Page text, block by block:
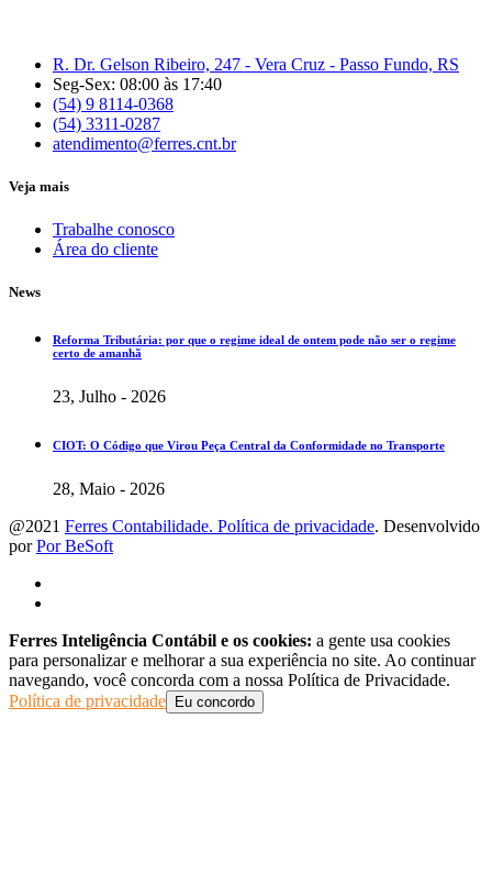
R. Dr. Gelson Ribeiro, 247 - Vera Cruz - Passo Fundo, RS
Seg-Sex: 08:00 às 17:40
(54) 9 8114-0368
(54) 3311-0287
atendimento@ferres.cnt.br
Veja mais
Trabalhe conosco
Área do cliente
News
Reforma Tributária: por que o regime ideal de ontem pode não ser o regime
certo de amanhã
23, Julho - 2026
CIOT: O Código que Virou Peça Central da Conformidade no Transporte
28, Maio - 2026
@2021 Ferres Contabilidade. Política de privacidade. Desenvolvido
porPor BeSoft
Ferres Inteligência Contábil e os cookies: a gente usa cookies
para personalizar e melhorar a sua experiência no site. Ao continuar
navegando, você concorda com a nossa Política de Privacidade.
Política de privacidade
Eu concordo